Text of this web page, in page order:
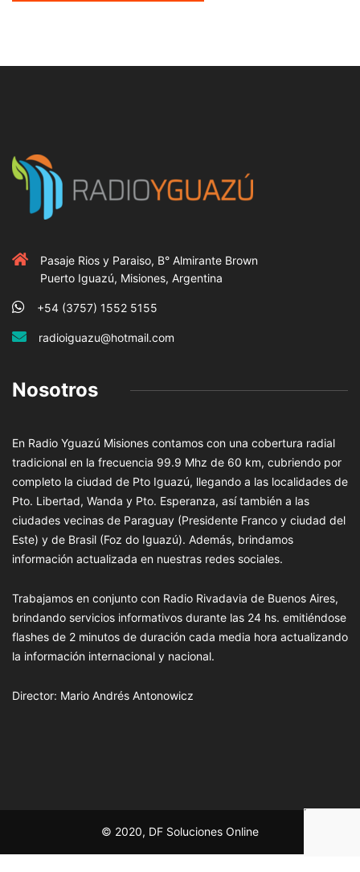
Pasaje Rios y Paraiso, B° Almirante Brown
Puerto Iguazú, Misiones, Argentina
+54 (3757) 1552 5155
radioiguazu@hotmail.com
Nosotros
En Radio Yguazú Misiones contamos con una cobertura radial
tradicional en la frecuencia 99.9 Mhz de 60 km, cubriendo por
completo la ciudad de Pto Iguazú, llegando a las localidades de
Pto. Libertad, Wanda y Pto. Esperanza, así también a las
ciudades vecinas de Paraguay (Presidente Franco y ciudad del
Este) y de Brasil (Foz do Iguazú). Además, brindamos
información actualizada en nuestras redes sociales.
Trabajamos en conjunto con Radio Rivadavia de Buenos Aires,
brindando servicios informativos durante las 24 hs. emitiéndose
flashes de 2 minutos de duración cada media hora actualizando
la información internacional y nacional.
Director: Mario Andrés Antonowicz
© 2020, DF Soluciones Online